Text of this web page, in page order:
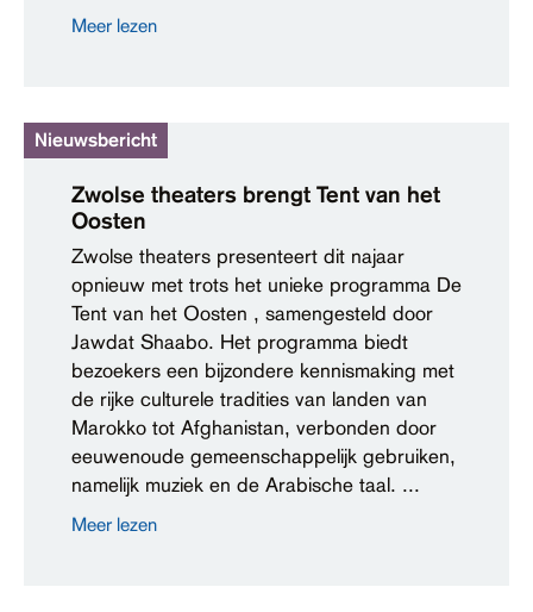
Meer lezen
Nieuwsbericht
Zwolse theaters brengt Tent van het
Oosten
Zwolse theaters presenteert dit najaar
opnieuw met trots het unieke programma De
Tent van het Oosten , samengesteld door
Jawdat Shaabo. Het programma biedt
bezoekers een bijzondere kennismaking met
de rijke culturele tradities van landen van
Marokko tot Afghanistan, verbonden door
eeuwenoude gemeenschappelijk gebruiken,
namelijk muziek en de Arabische taal. ...
Meer lezen